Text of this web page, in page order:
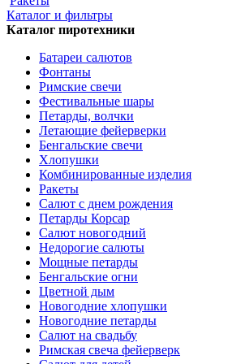
Каталог и фильтры
Каталог пиротехники
Батареи салютов
Фонтаны
Римские свечи
Фестивальные шары
Петарды, волчки
Летающие фейерверки
Бенгальские свечи
Хлопушки
Комбинированные изделия
Ракеты
Салют с днем рождения
Петарды Корсар
Салют новогодний
Недорогие салюты
Мощные петарды
Бенгальские огни
Цветной дым
Новогодние хлопушки
Новогодние петарды
Салют на свадьбу
Римская свеча фейерверк